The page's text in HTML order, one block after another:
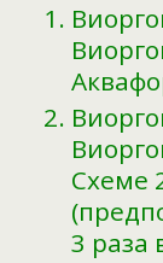
Схеме
3 раза